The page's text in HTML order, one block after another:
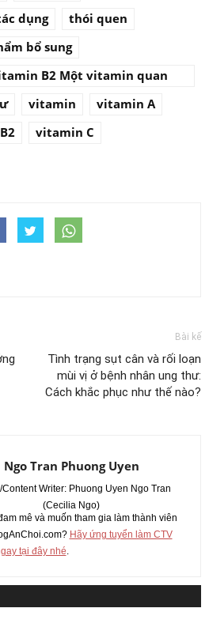
dụng
thói quen
bổ sung
B2 Một vitamin quan
vitamin
vitamin A
vitamin C
Bài kế
Tình trạng sụt cân và rối loạn
mùi vị ở bệnh nhân ung thư:
Cách khắc phục như thế nào?
Ngo Tran Phuong Uyen
Content Writer: Phuong Uyen Ngo Tran
(Cecilia Ngo)
mê và muốn tham gia làm thành viên
Hãy ứng tuyển làm CTV
tại đây nhé.